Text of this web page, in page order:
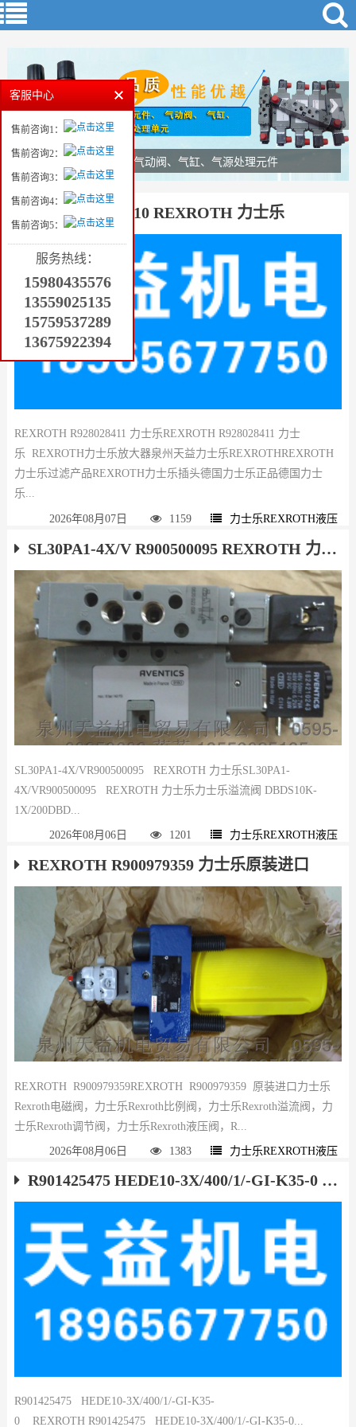
气动元件、气动阀、气缸、气源处理元件
LFA32RF-7X/F10 REXROTH 力士乐
REXROTH R928028411 力士乐REXROTH R928028411 力士
乐 REXROTH力士乐放大器泉州天益力士乐REXROTHREXROTH
力士乐过滤产品REXROTH力士乐插头德国力士乐正品德国力士
乐...
2026年08月07日 1159 力士乐REXROTH液压
SL30PA1-4X/V R900500095 REXROTH 力士乐
SL30PA1-4X/VR900500095 REXROTH 力士乐SL30PA1-
4X/VR900500095 REXROTH 力士乐力士乐溢流阀 DBDS10K-
1X/200DBD...
2026年08月06日 1201 力士乐REXROTH液压
REXROTH R900979359 力士乐原装进口
REXROTH R900979359REXROTH R900979359 原装进口力士乐
Rexroth电磁阀，力士乐Rexroth比例阀，力士乐Rexroth溢流阀，力
士乐Rexroth调节阀，力士乐Rexroth液压阀，R...
2026年08月06日 1383 力士乐REXROTH液压
R901425475 HEDE10-3X/400/1/-GI-K35-0 REXROTH
R901425475 HEDE10-3X/400/1/-GI-K35-
0 REXROTH R901425475 HEDE10-3X/400/1/-GI-K35-0...
客服中心
售前咨询1：
售前咨询2：
售前咨询3：
售前咨询4：
售前咨询5：
服务热线：
15980435576
13559025135
15759537289
13675922394